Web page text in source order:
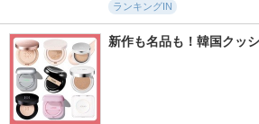
ランキングIN
新作も名品も！韓国クッ